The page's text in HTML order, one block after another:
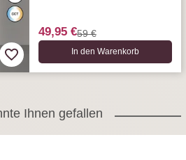
49,95 €59 €
In den Warenkorb
Ihnen gefallen